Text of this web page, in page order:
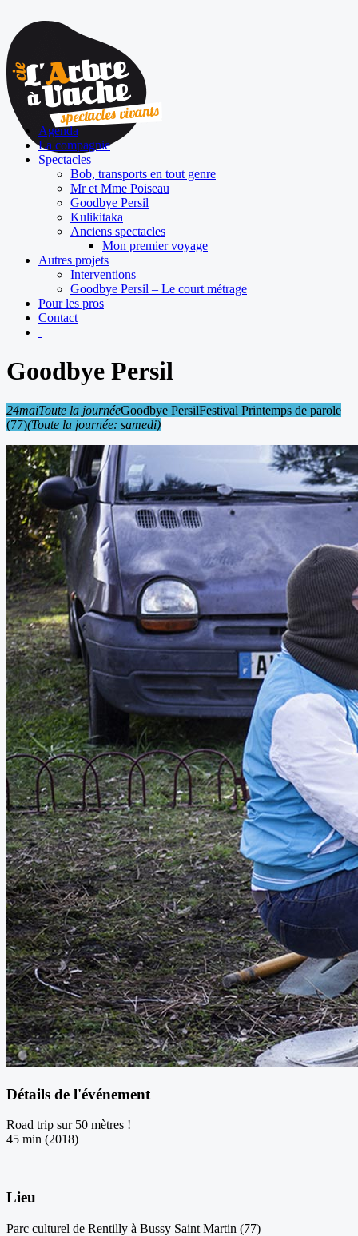
Agenda
La compagnie
Spectacles
Bob, transports en tout genre
Mr et Mme Poiseau
Goodbye Persil
Kulikitaka
Anciens spectacles
Mon premier voyage
Autres projets
Interventions
Goodbye Persil – Le court métrage
Pour les pros
Contact
Goodbye Persil
24maiToute la journéeGoodbye PersilFestival Printemps de parole
(77)(Toute la journée: samedi)
Détails de l'événement
Road trip sur 50 mètres !
45 min (2018)
Lieu
Parc culturel de Rentilly à Bussy Saint Martin (77)